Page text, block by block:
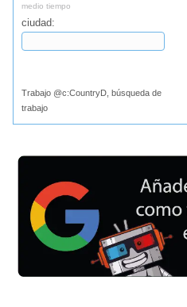
medio tiempo
ciudad:
Trabajo @c:CountryD, búsqueda de
trabajo